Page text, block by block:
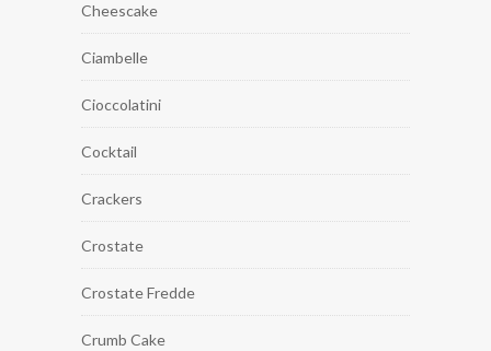
Cheescake
Ciambelle
Cioccolatini
Cocktail
Crackers
Crostate
Crostate Fredde
Crumb Cake